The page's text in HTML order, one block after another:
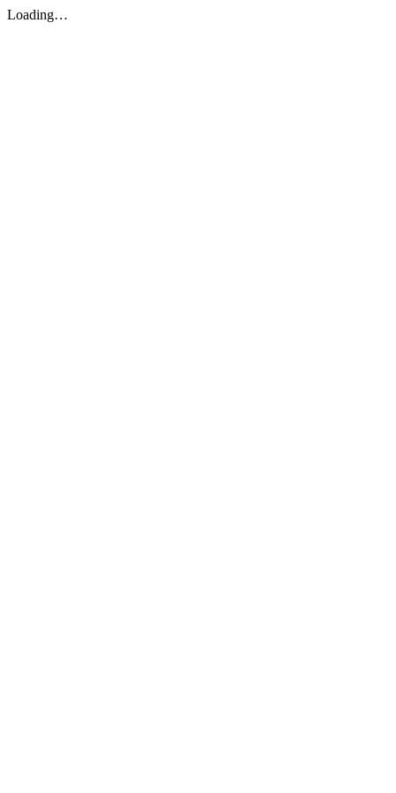
Loading…